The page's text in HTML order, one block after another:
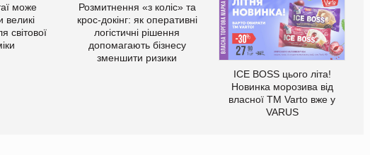
може
великі
світової
Розмитнення «з коліс» та
крос-докінг: як оперативні
логістичні рішення
допомагають бізнесу
зменшити ризики
ICE BOSS цього літа!
Новинка морозива від
власної ТМ Varto вже у
VARUS